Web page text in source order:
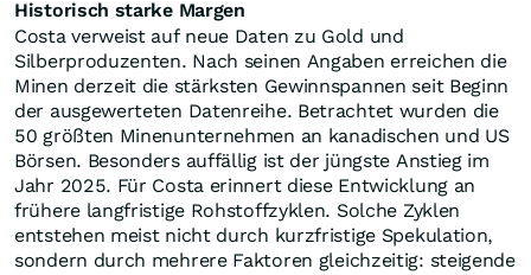
Dollar, beträgt die Marge 500 US-Dollar. Steigt Gold
auf 2.300 US-Dollar, wächst die Marge auf 800 US-
Dollar. Der Goldpreis legt um 15 Prozent zu, die Marge
aber um 60 Prozent.
Genau deshalb können Minenaktien in starken
Goldphasen besonders dynamisch reagieren.
Gleichzeitig bleibt das Risiko hoch, wenn Kosten oder
Finanzierungsausgaben steigen. Solche Grundlagen
werden in deraxinoacademy einfach und verständlich
erklärt. In derstarter academykann man kostenlos